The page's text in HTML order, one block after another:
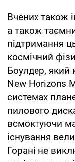
Вчених також
а також
підтримання
космічний
Боулдер, який
New Horizons
системах
пилового
всмоктуючи
існування
Горані не